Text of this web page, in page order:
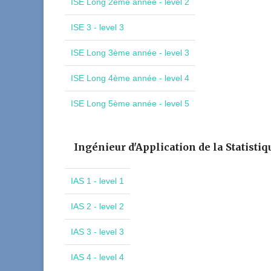
ISE 3 - level 3
ISE Long 3ème année - level 3
ISE Long 4ème année - level 4
ISE Long 5ème année - level 5
Ingénieur d'Application de la
IAS 1 - level 1
IAS 2 - level 2
IAS 3 - level 3
IAS 4 - level 4